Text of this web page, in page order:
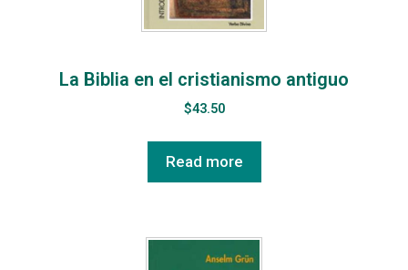
La Biblia en el cristianismo antiguo
$43.50
Read more